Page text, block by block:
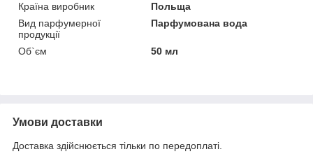
Країна виробник
Польща
Вид парфумерної
продукції
Парфумована вода
Об`єм 50 мл
Умови доставки
Доставка здійснюється тільки по передоплаті.